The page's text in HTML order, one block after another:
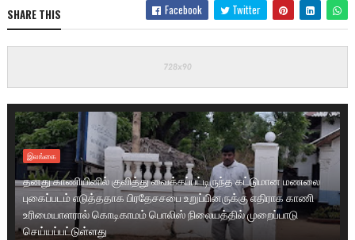
SHARE THIS Facebook Twitter
இலங்கை
தனது காணியினில் குவித்து வைக்கப்பட்டிருந்த கட்டுமான மணலை
புகைப்படம் எடுத்ததாக பிரதேசசபை உறுப்பினருக்கு எதிராக காணி
உரிமையாளரால் கொடிகாமம் பொலிஸ் நிலையத்தில் முறைப்பாடு
செய்யப்பட்டுள்ளது